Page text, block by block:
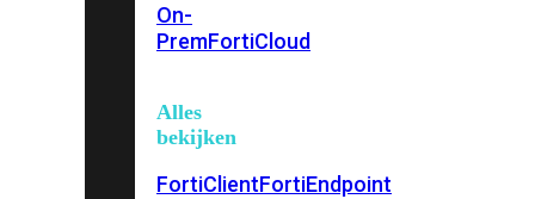
On-
PremFortiCloud
Alles
bekijken
FortiClientFortiEndpoint